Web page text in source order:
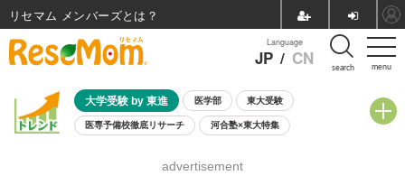
menu
Language
JP / CN search
大学受験 by 東進 医学部 東大受験
医専予備校徹底リサーチ 河合塾×東大特集
8月開催学校説明会・相談会
advertisement
リセマム メンバーズ